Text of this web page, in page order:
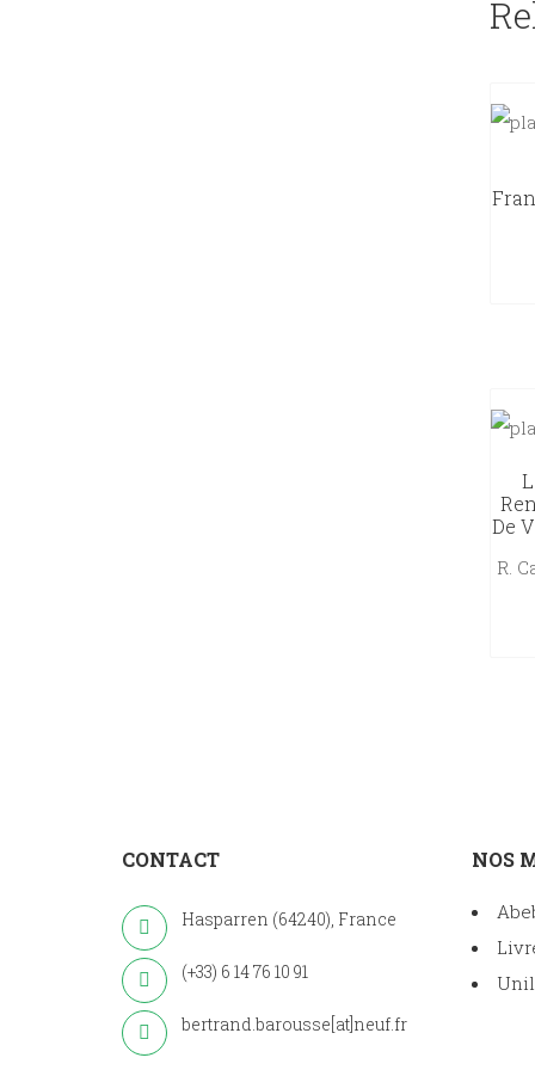
De
R.
CONTACT
Hasparren (64240), France
(+33) 6 14 76 10 91
bertrand.barousse[at]neuf.fr
NOS